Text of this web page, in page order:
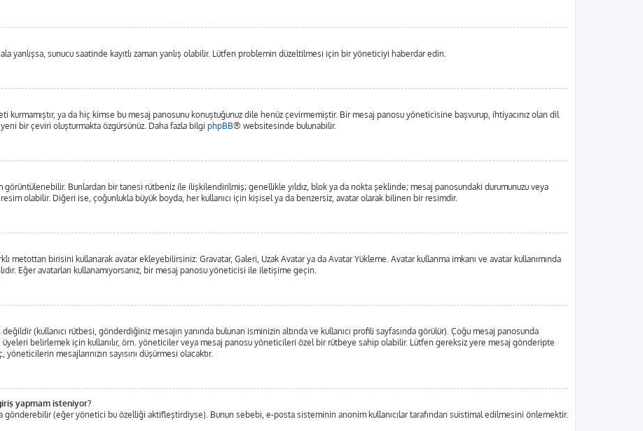
yanlışsa, sunucu saatinde kayıtlı zaman yanlış olabilir. Lütfen problemin düzeltilmesi için bir yöneticiyi haberdar edin.
ya da hiç kimse bu mesaj panosunu konuştuğunuz dile henüz çevirmemiştir. Bir mesaj panosu yöneticisine başvurup, ihtiyacınız olan dil
bir çeviri oluşturmakta özgürsünüz. Daha fazla bilgi phpBB® websitesinde bulunabilir.
görüntülenebilir. Bunlardan bir tanesi rütbeniz ile ilişkilendirilmiş; genellikle yıldız, blok ya da nokta şeklinde; mesaj panosundaki durumunuzu veya
olabilir. Diğeri ise, çoğunlukla büyük boyda, her kullanıcı için kişisel ya da benzersiz, avatar olarak bilinen bir resimdir.
metottan birisini kullanarak avatar ekleyebilirsiniz: Gravatar, Galeri, Uzak Avatar ya da Avatar Yükleme. Avatar kullanma imkanı ve avatar kullanımında
Eğer avatarları kullanamıyorsanız, bir mesaj panosu yöneticisi ile iletişime geçin.
(kullanıcı rütbesi, gönderdiğiniz mesajın yanında bulunan isminizin altında ve kullanıcı profili sayfasında görülür). Çoğu mesaj panosunda
üyeleri belirlemek için kullanılır, örn. yöneticiler veya mesaj panosu yöneticileri özel bir rütbeye sahip olabilir. Lütfen gereksiz yere mesaj gönderipte
mesajlarınızın sayısını düşürmesi olacaktır.
yapmam isteniyor?
gönderebilir (eğer yönetici bu özelliği aktifleştirdiyse). Bunun sebebi, e-posta sisteminin anonim kullanıcılar tarafından suistimal edilmesini önlemektir.